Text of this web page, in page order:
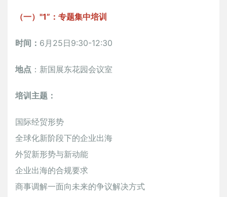
（一）"1”：专题集中培训
时间： 6月25日9:30-12:30
地点 ：新国展东花园会议室
培训主题：
国际经贸形势
全球化新阶段下的企业出海
外贸新形势与新动能
企业出海的合规要求
商事调解一面向未来的争议解决方式